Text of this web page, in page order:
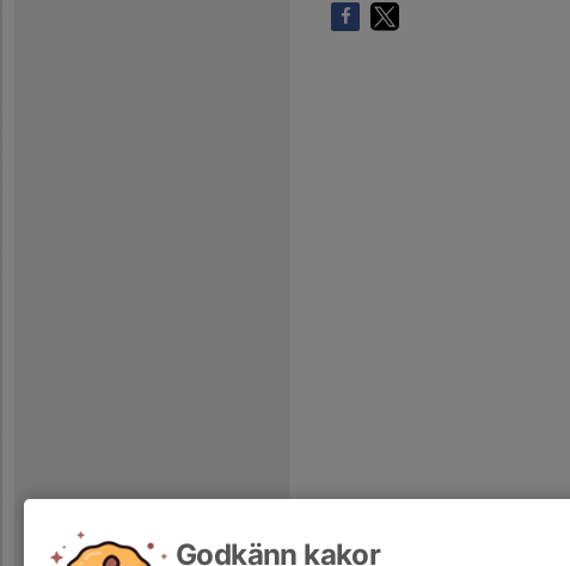
Godkänn kakor